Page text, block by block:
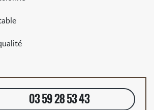
03 59 28 53 43